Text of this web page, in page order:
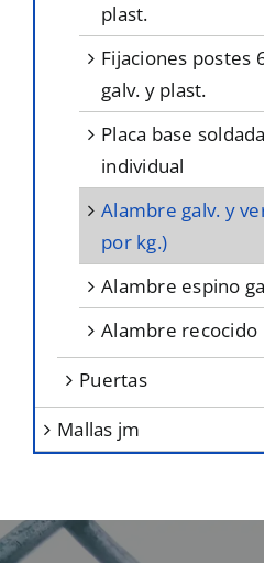
plast.
fijaciones postes 60x60 y 60x40
galv. y plast.
placa base soldada y place base
individual
alambre galv. y verde (precio
por kg.)
alambre espino
alambre recocido
puertas
mallas jm